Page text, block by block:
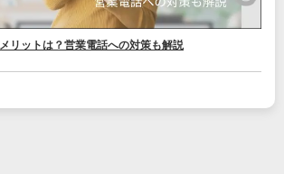
リットは？営業電話への対策も解説